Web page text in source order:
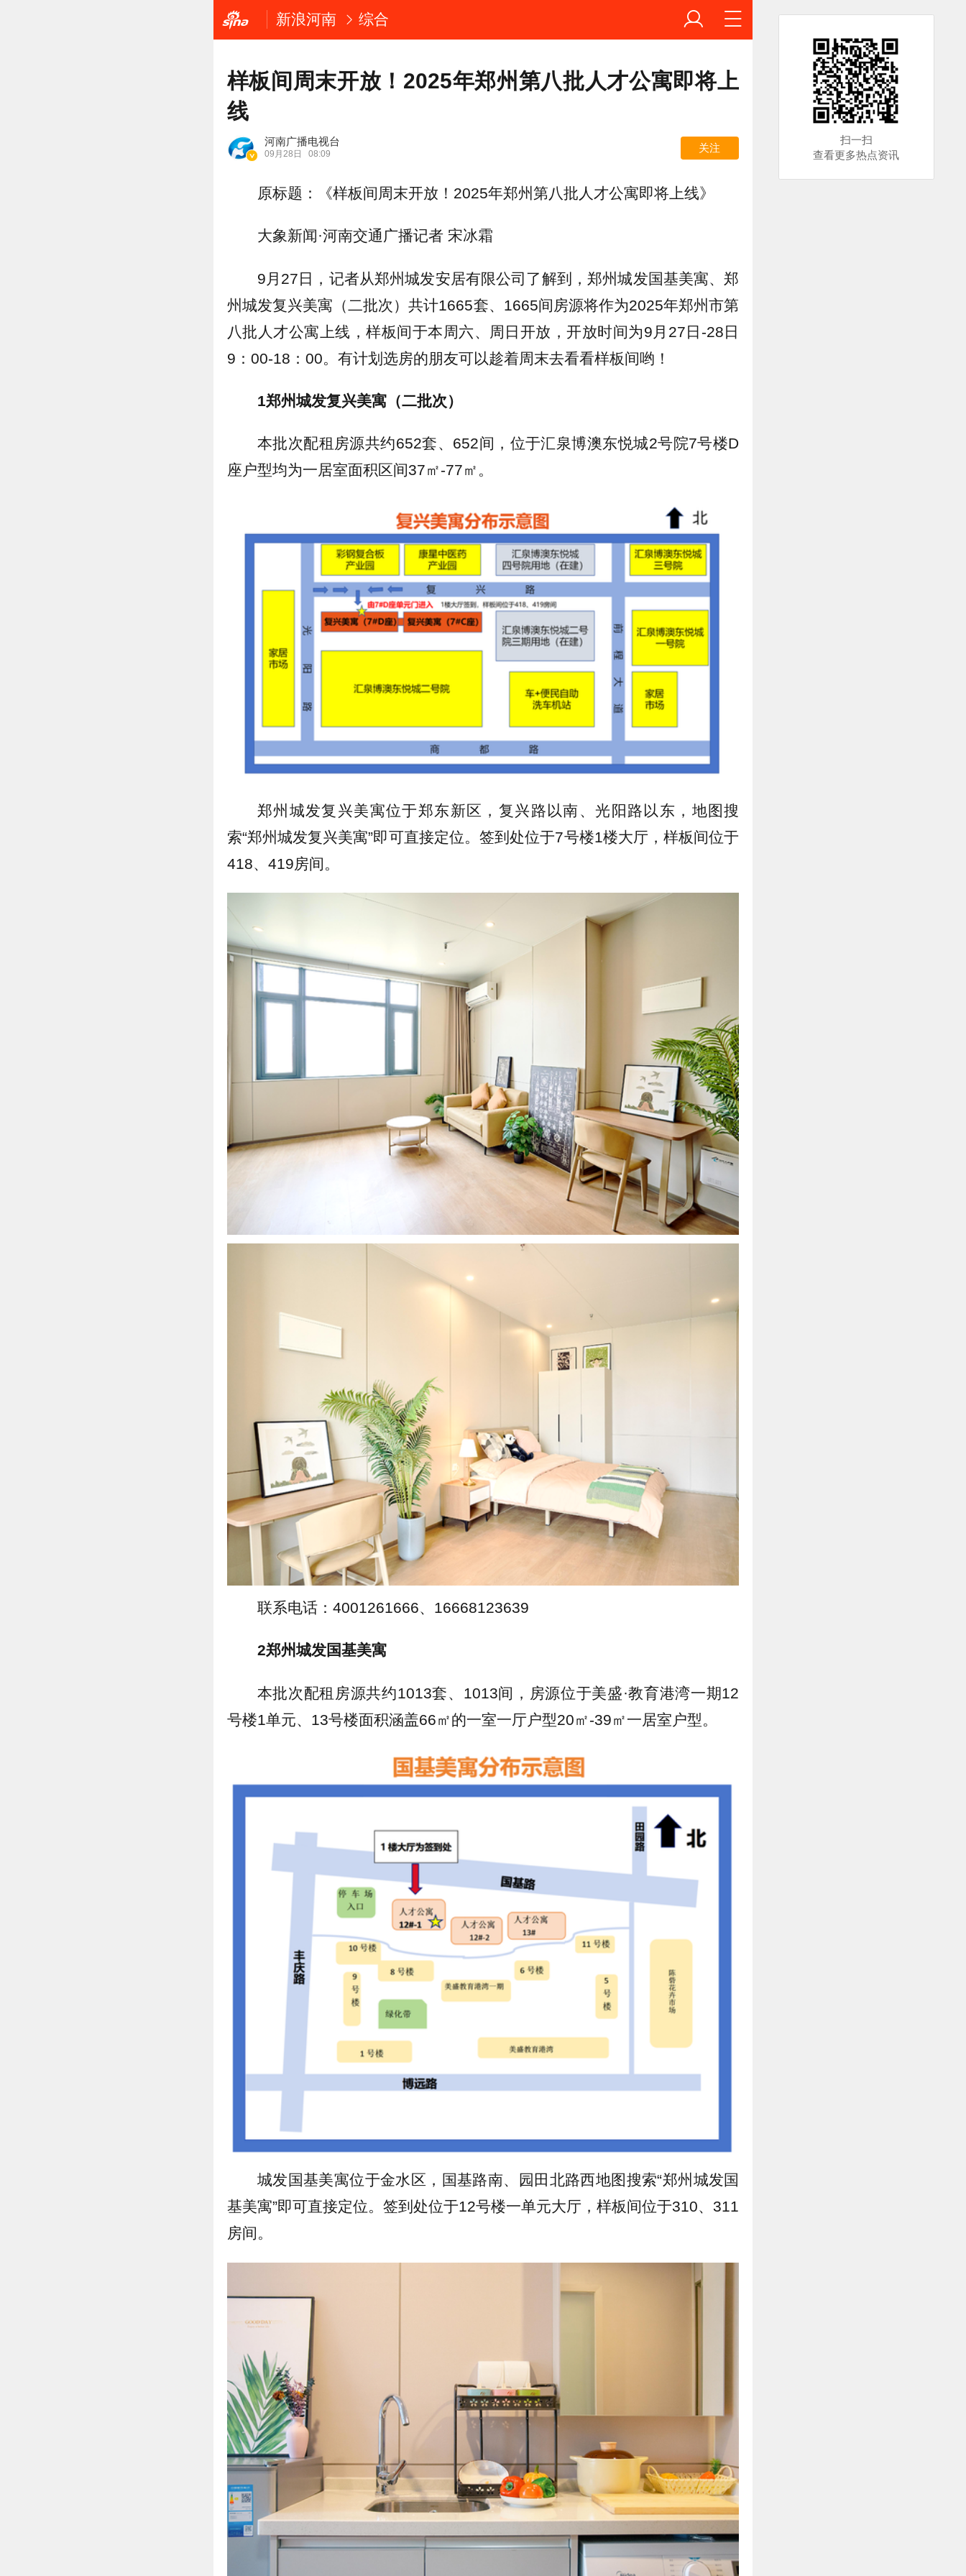
新浪河南 综合
样板间周末开放！2025年郑州第八批人才公寓即将上
线
河南广播电视台
09月28日 08:09
关注
原标题：《样板间周末开放！2025年郑州第八批人才公寓即将上线》
大象新闻·河南交通广播记者 宋冰霜
9月27日，记者从郑州城发安居有限公司了解到，郑州城发国基美寓、郑
州城发复兴美寓（二批次）共计1665套、1665间房源将作为2025年郑州市第
八批人才公寓上线，样板间于本周六、周日开放，开放时间为9月27日-28日
9：00-18：00。有计划选房的朋友可以趁着周末去看看样板间哟！
1郑州城发复兴美寓（二批次）
本批次配租房源共约652套、652间，位于汇泉博澳东悦城2号院7号楼D
座户型均为一居室面积区间37㎡-77㎡。
郑州城发复兴美寓位于郑东新区，复兴路以南、光阳路以东，地图搜
索“郑州城发复兴美寓”即可直接定位。签到处位于7号楼1楼大厅，样板间位于
418、419房间。
联系电话：4001261666、16668123639
2郑州城发国基美寓
本批次配租房源共约1013套、1013间，房源位于美盛·教育港湾一期12
号楼1单元、13号楼面积涵盖66㎡的一室一厅户型20㎡-39㎡一居室户型。
城发国基美寓位于金水区，国基路南、园田北路西地图搜索“郑州城发国
基美寓”即可直接定位。签到处位于12号楼一单元大厅，样板间位于310、311
房间。
扫一扫
查看更多热点资讯